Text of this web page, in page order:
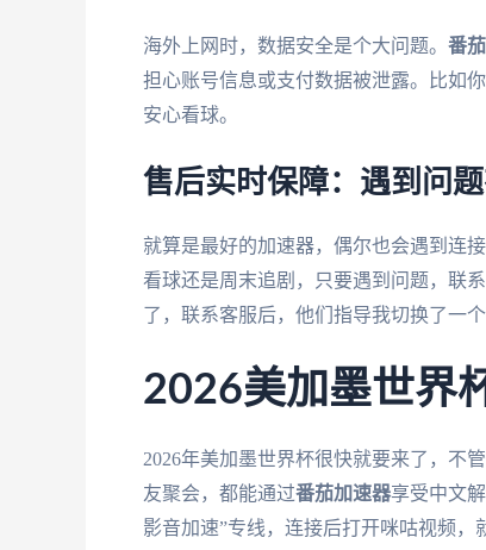
海外上网时，数据安全是个大问题。 番
担心账号信息或支付数据被泄露。比如
安心看球。
售后实时保障：遇到问
就算是最好的加速器，偶尔也会遇到连接
看球还是周末追剧，只要遇到问题，联
了，联系客服后，他们指导我切换了一
2026美加墨世界
2026年美加墨世界杯很快就要来了，不
友聚会，都能通过番茄加速器享受中文
影音加速”专线，连接后打开咪咕视频